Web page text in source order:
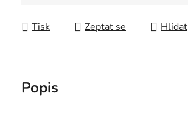
Tisk Zeptat se Hlídat
Popis